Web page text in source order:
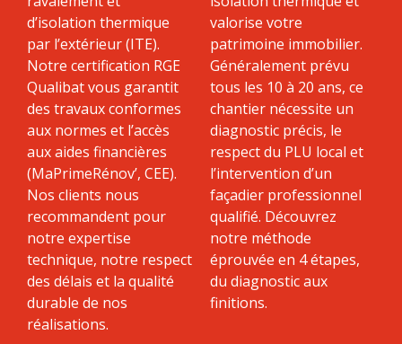
d’isolation thermique
par l’extérieur (ITE).
Notre certification RGE
Qualibat vous garantit
des travaux conformes
aux normes et l’accès
aux aides financières
(MaPrimeRénov’, CEE).
Nos clients nous
recommandent pour
notre expertise
technique, notre respect
des délais et la qualité
durable de nos
réalisations.
valorise votre
patrimoine immobilier.
Généralement prévu
tous les 10 à 20 ans, ce
chantier nécessite un
diagnostic précis, le
respect du PLU local et
l’intervention d’un
façadier professionnel
qualifié. Découvrez
notre méthode
éprouvée en 4 étapes,
du diagnostic aux
finitions.